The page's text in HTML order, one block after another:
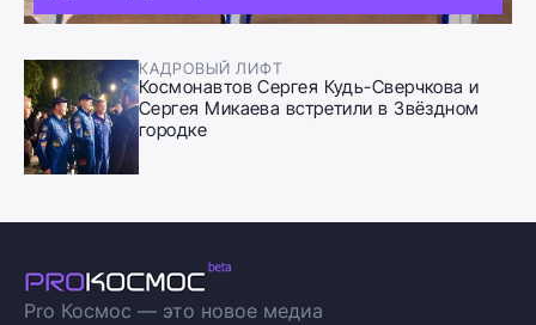
КАДРОВЫЙ ЛИФТ
Космонавтов Сергея Кудь-Сверчкова и
Сергея Микаева встретили в Звёздном
городке
Pro Космос — это новое медиа